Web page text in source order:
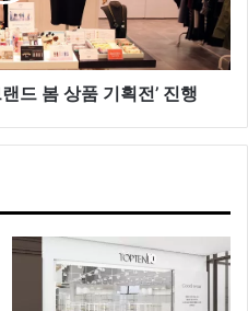
드 봄 상품 기획전’ 진행